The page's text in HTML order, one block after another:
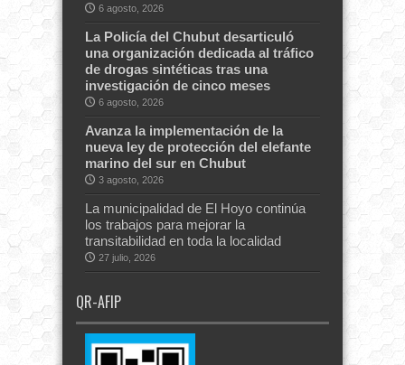
6 agosto, 2026
La Policía del Chubut desarticuló
una organización dedicada al tráfico
de drogas sintéticas tras una
investigación de cinco meses
6 agosto, 2026
Avanza la implementación de la
nueva ley de protección del elefante
marino del sur en Chubut
3 agosto, 2026
La municipalidad de El Hoyo continúa
los trabajos para mejorar la
transitabilidad en toda la localidad
27 julio, 2026
QR-AFIP